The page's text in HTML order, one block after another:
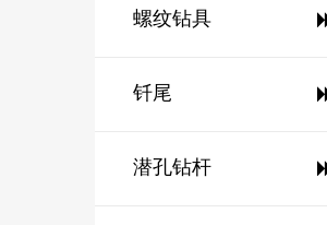
螺纹钻具
钎尾
潜孔钻杆